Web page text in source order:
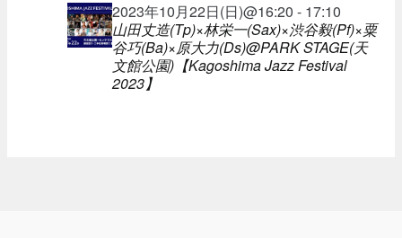
2023年10月22日(日)@16:20 - 17:10
山田丈造(Tp)×林栄一(Sax)×渋谷毅(Pf)×粟
谷巧(Ba)×原大力(Ds)@PARK STAGE(天
文館公園)【Kagoshima Jazz Festival
2023】